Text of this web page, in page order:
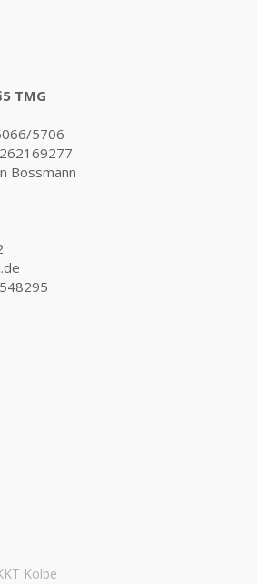
TMG
5706
Bossmann
Kolbe